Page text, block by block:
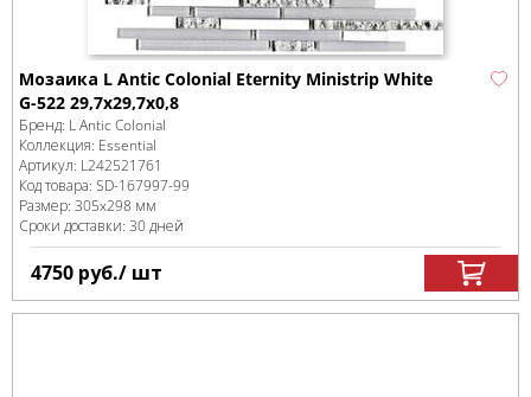
Мозаика L Antic Colonial Eternity Ministrip White
G-522 29,7x29,7x0,8
Бренд: L Antic Colonial
Коллекция: Essential
Артикул: L242521761
Код товара: SD-167997-99
Размер: 305x298 мм
Сроки доставки: 30 дней
4750 руб./ шт